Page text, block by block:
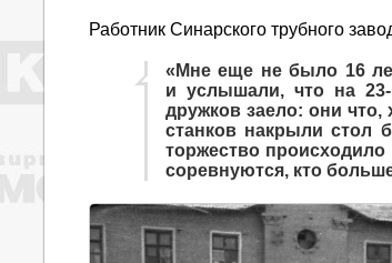
Работник Синарского трубного
«Мне еще не было 16
и услышали, что на
дружков заело: они
станков накрыли стол
торжество
соревнуются, кто